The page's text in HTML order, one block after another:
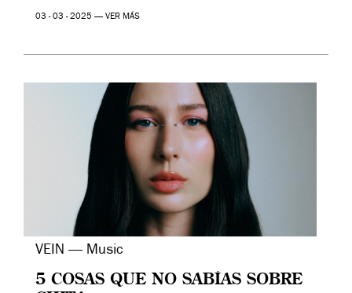
03 - 03 - 2025 — VER MÁS
VEIN — Music
5 COSAS QUE NO SABÍAS SOBRE